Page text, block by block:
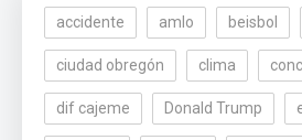
accidente amlo beisbol
ciudad obregón clima
dif cajeme Donald Trump